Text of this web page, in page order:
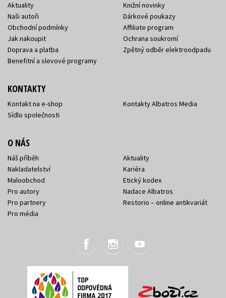
Aktuality
Naši autoři
Obchodní podmínky
Jak nakoupit
Doprava a platba
Benefitní a slevové programy
Knižní novinky
Dárkové poukazy
Affiliate program
Ochrana soukromí
Zpětný odběr elektroodpadu
KONTAKTY
Kontakt na e-shop
Sídlo společnosti
Kontakty Albatros Media
O NÁS
Náš příběh
Nakladatelství
Maloobchod
Pro autory
Pro partnery
Pro média
Aktuality
Kariéra
Etický kodex
Nadace Albatros
Restorio – online antikvariát